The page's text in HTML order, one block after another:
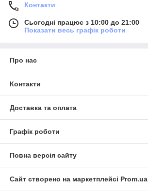
Контакти
Сьогодні працює з 10:00 до 21:00
Показати весь графік роботи
Про нас
Контакти
Доставка та оплата
Графік роботи
Повна версія сайту
Сайт створено на маркетплейсі Prom.ua